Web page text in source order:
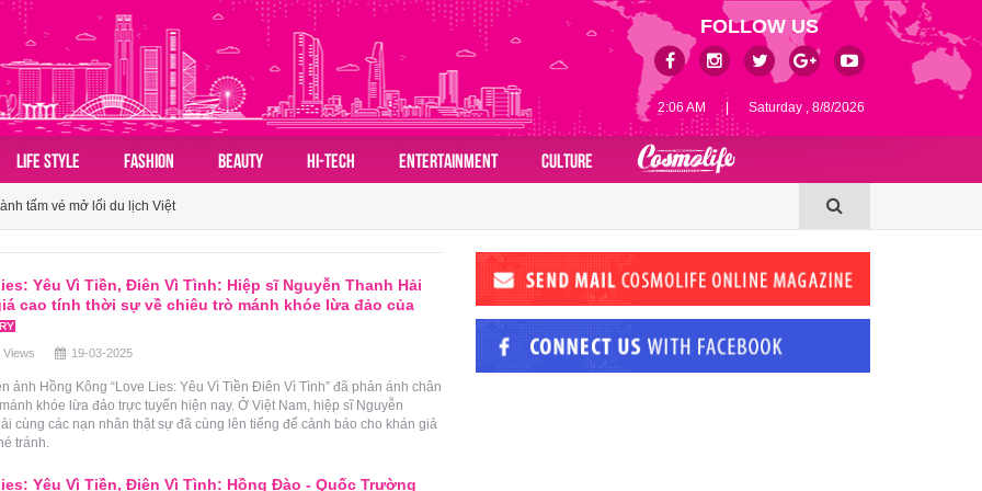
2:06 AM | Saturday , 8/8/2026
FOLLOW US
LIFE STYLE FASHION BEAUTY HI-TECH ENTERTAINMENT
CULTURE
du lịch mùa hè châu Á nhờ sức hút ngày càng lan rộng
tấm vé mở lối du lịch Việt
du lịch nhóm của người Việt
du lịch mùa hè châu Á nhờ sức hút ngày càng lan rộng
tấm vé mở lối du lịch Việt
Yêu Vì Tiền, Điên Vì Tình: Hiệp sĩ Nguyễn Thanh Hải
cao tính thời sự về chiêu trò mánh khóe lừa đảo của
Views 19-03-2025
ảnh Hồng Kông “Love Lies: Yêu Vì Tiền Điên Vì Tình” đã phản ánh chân
khóe lừa đảo trực tuyến hiện nay. Ở Việt Nam, hiệp sĩ Nguyễn
cùng các nạn nhân thật sự đã cùng lên tiếng để cảnh báo cho khán giả
tránh.
Yêu Vì Tiền, Điên Vì Tình: Hồng Đào - Quốc Trường